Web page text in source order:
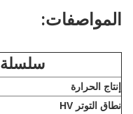
المواصفات:
سلسلة HVCH QB01
إنتاج الحرارة
نطاق التوتر HV